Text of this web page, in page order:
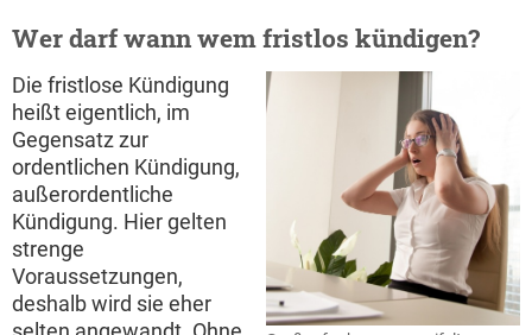
Wer darf wann wem fristlos kündigen?
Die fristlose Kündigung
heißt eigentlich, im
Gegensatz zur
ordentlichen Kündigung,
außerordentliche
Kündigung. Hier gelten
strenge
Voraussetzungen,
deshalb wird sie eher